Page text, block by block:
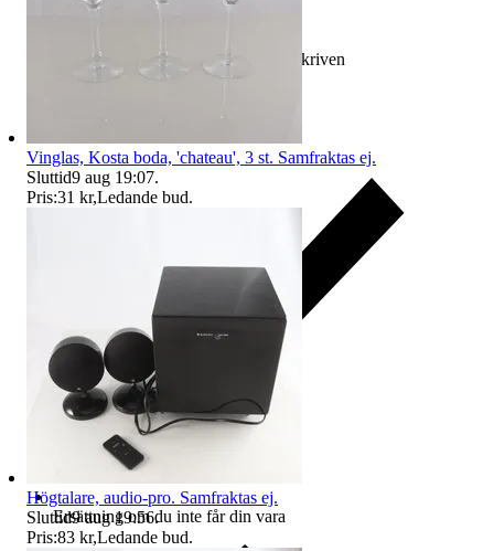
Ersättning om varan inte är som beskriven
Ersättning om du inte får din vara
Vinglas, Kosta boda, 'chateau', 3 st. Samfraktas ej.
Sluttid9 aug 19:07.
Pris:31 kr,Ledande bud.
Högtalare, audio-pro. Samfraktas ej.
Sluttid9 aug 19:56.
Pris:83 kr,Ledande bud.